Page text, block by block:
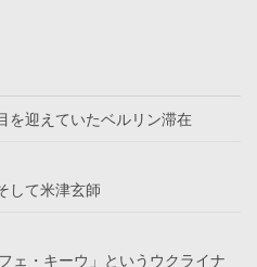
を迎えていたベルリン滞在
して米津玄師
ェ・キーウ」というウクライナ